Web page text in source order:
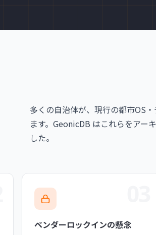
多くの自治体が、現行の都市OS
ます。GeonicDB はこれらをアー
した。
ベンダーロックインの懸念